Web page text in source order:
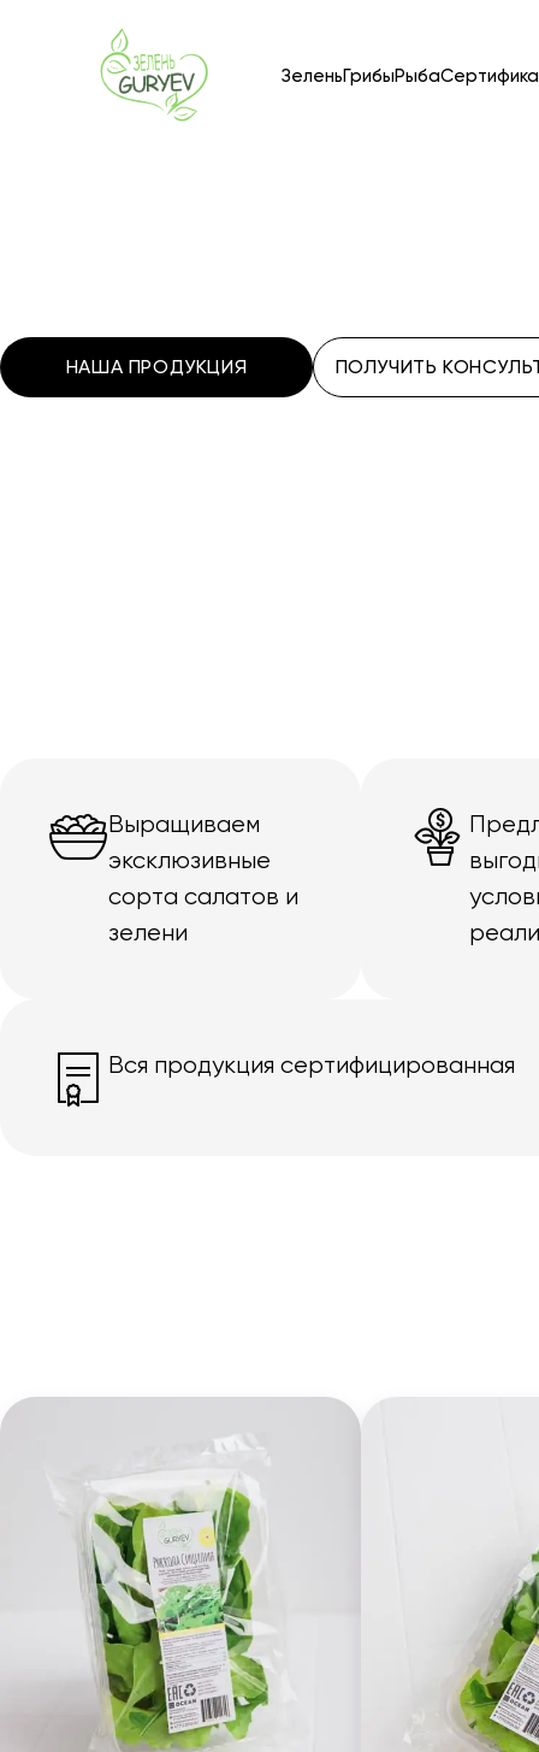
ЗеленьГрибыРыба
НАША ПРОДУКЦИЯ ПОЛУЧИТЬ
Выращиваем
эксклюзивные
сорта салатов и
зелени
Вся продукция сертифицированная